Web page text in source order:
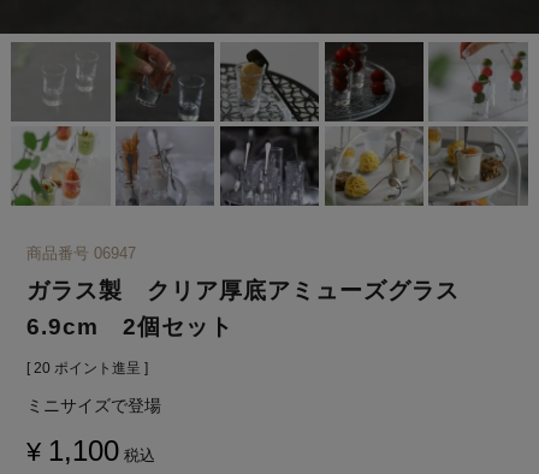
商品番号 06947
ガラス製 クリア厚底アミューズグラス
6.9cm 2個セット
[ 20 ポイント進呈 ]
ミニサイズで登場
¥ 1,100 税込